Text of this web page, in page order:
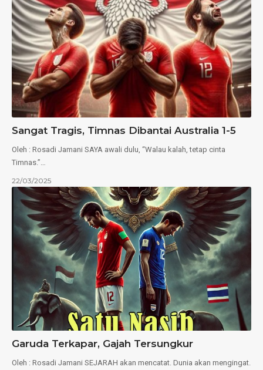
Sangat Tragis, Timnas Dibantai Australia 1-5
Oleh : Rosadi Jamani SAYA awali dulu, “Walau kalah, tetap cinta
Timnas.”…
22/03/2025
Garuda Terkapar, Gajah Tersungkur
Oleh : Rosadi Jamani SEJARAH akan mencatat. Dunia akan mengingat.